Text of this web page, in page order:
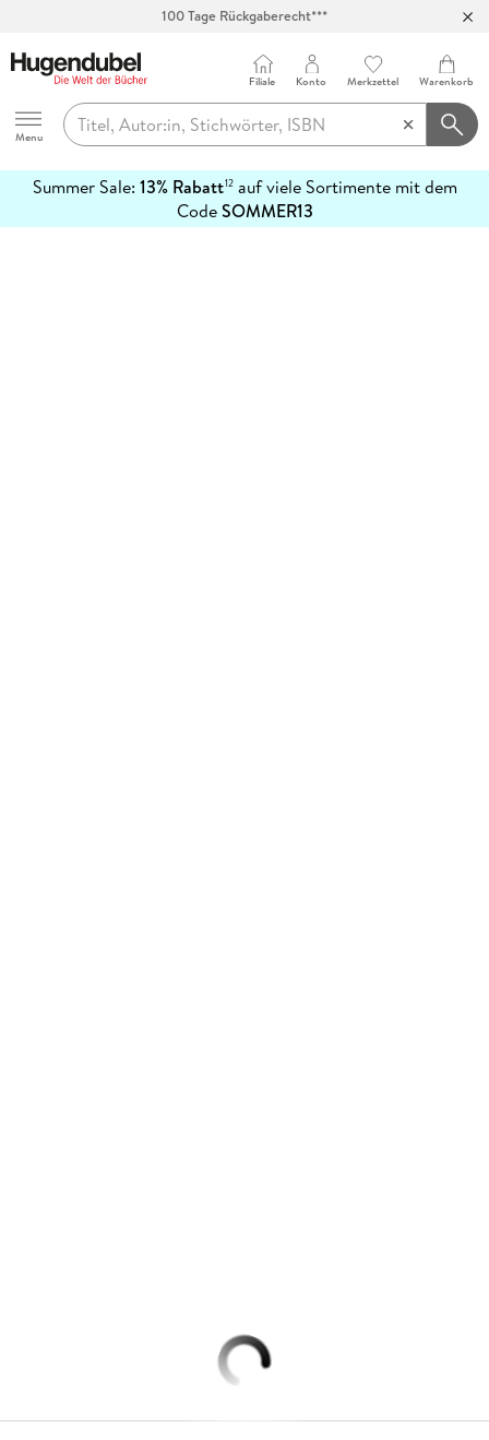
100 Tage Rückgaberecht***
Hugendubel
Menu
Filiale Konto Merkzettel Warenkorb
Summer Sale: 13% Rabatt12auf viele Sortimente mit dem
CodeSOMMER13
erfahren